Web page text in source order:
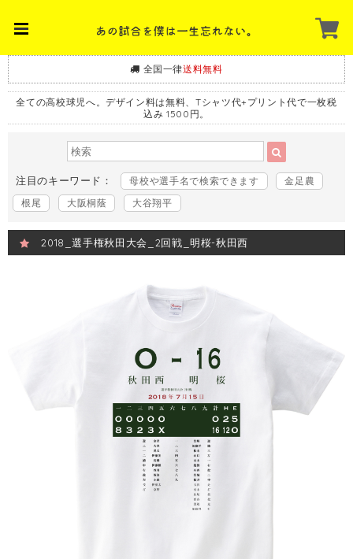
全国一律送料無料
全ての高校球児へ。デザイン料は無料、Tシャツ代+プリント代で一枚税
込み 1500円。
注目のキーワード： 母校や選手名で検索できます
金足農
根尾
大阪桐蔭 大谷翔平
2018_選手権秋田大会_2回戦_明桜-秋田西